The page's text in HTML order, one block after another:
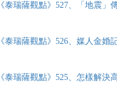
《泰瑞薩觀點》527、「地震」
《泰瑞薩觀點》526、媒人金婚
《泰瑞薩觀點》525、怎樣解決